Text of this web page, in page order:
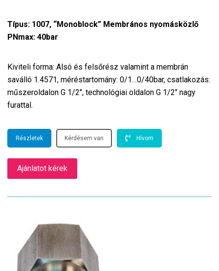
Típus: 1007, “Monoblock” Membrános nyomásközlő
PNmax: 40bar
Kiviteli forma: Alsó és felsőrész valamint a membrán
saválló 1.4571, méréstartomány: 0/1…0/40bar, csatlakozás:
műszeroldalon G 1/2″, technológiai oldalon G 1/2″ nagy
furattal.
Részletek Kérdésem van Hívom
Ajánlatot kérek